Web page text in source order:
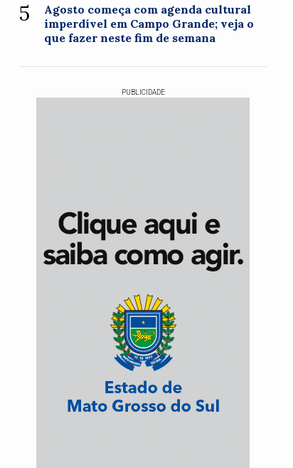
5
Agosto começa com agenda cultural
imperdível em Campo Grande; veja o
que fazer neste fim de semana
PUBLICIDADE